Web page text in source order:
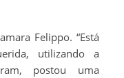
Felippo. “Está
utilizando a
postou uma